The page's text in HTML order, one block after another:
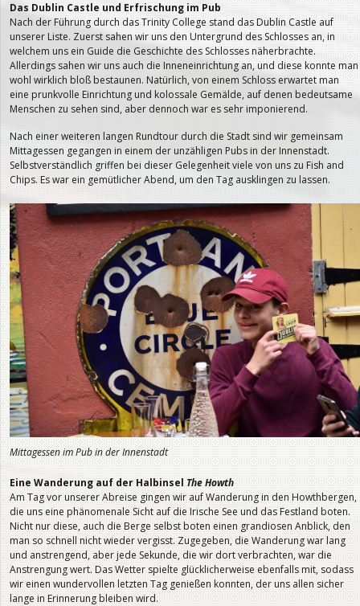
Das Dublin Castle und Erfrischung im Pub
Nach der Führung durch das Trinity College stand das Dublin Castle auf
unserer Liste. Zuerst sahen wir uns den Untergrund des Schlosses an, in
welchem uns ein Guide die Geschichte des Schlosses näherbrachte.
Allerdings sahen wir uns auch die Inneneinrichtung an, und diese konnte man
wohl wirklich bloß bestaunen. Natürlich, von einem Schloss erwartet man
eine prunkvolle Einrichtung und kolossale Gemälde, auf denen bedeutsame
Menschen zu sehen sind, aber dennoch war es sehr imponierend.
Nach einer weiteren langen Rundtour durch die Stadt sind wir gemeinsam
Mittagessen gegangen in einem der unzähligen Pubs in der Innenstadt.
Selbstverständlich griffen bei dieser Gelegenheit viele von uns zu Fish and
Chips. Es war ein gemütlicher Abend, um den Tag ausklingen zu lassen.
Mittagessen im Pub in der Innenstadt
Eine Wanderung auf der Halbinsel The Howth
Am Tag vor unserer Abreise gingen wir auf Wanderung in den Howthbergen,
die uns eine phänomenale Sicht auf die Irische See und das Festland boten.
Nicht nur diese, auch die Berge selbst boten einen grandiosen Anblick, den
man so schnell nicht wieder vergisst. Zugegeben, die Wanderung war lang
und anstrengend, aber jede Sekunde, die wir dort verbrachten, war die
Anstrengung wert. Das Wetter spielte glücklicherweise ebenfalls mit, sodass
wir einen wundervollen letzten Tag genießen konnten, der uns allen sicher
lange in Erinnerung bleiben wird.